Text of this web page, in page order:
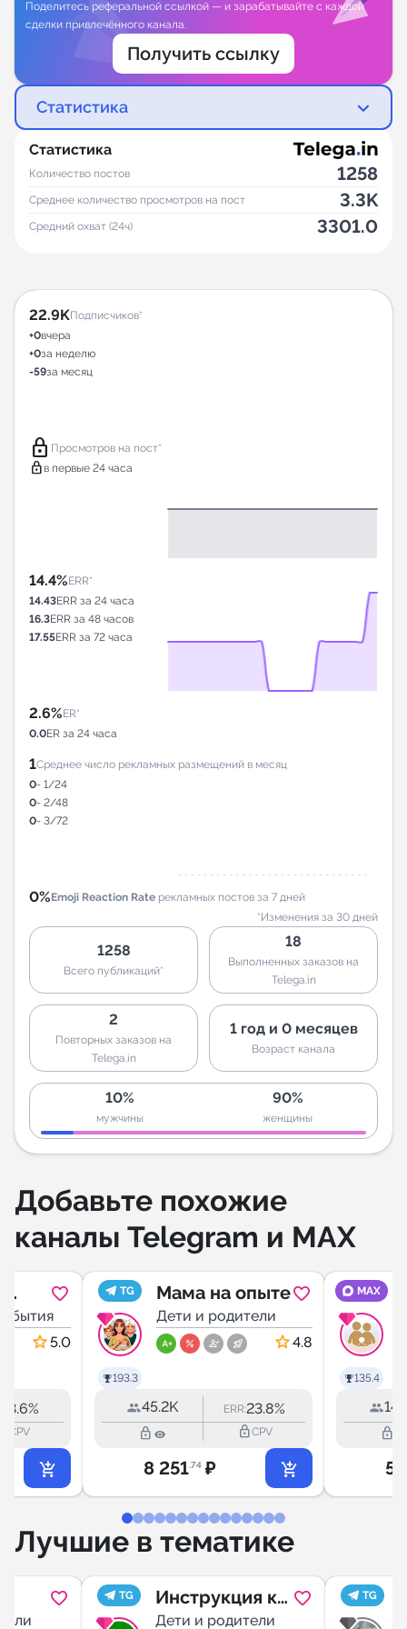
Поделитесь реферальной ссылкой — и зарабатывайте с каждой
сделки привлечённого канала.
Получить ссылку
Статистика
Статистика
Количество постов 1258
Среднее количество просмотров на пост 3.3K
Средний охват (24ч) 3301.0
22.9KПодписчиков*
+0вчера
+0за неделю
-59за месяц
lock Просмотров на пост*
lock в первые 24 часа
14.4%ERR*
14.43ERR за 24 часа
16.3ERR за 48 часов
17.55ERR за 72 часа
2.6%ER*
0.0ER за 24 часа
1Среднее число рекламных размещений в месяц
0- 1/24
0- 2/48
0- 3/72
0%Emoji Reaction Rate рекламных постов за 7 дней
*Изменения за 30 дней
1258
Всего публикаций*
18
Выполненных заказов на
Telega.in
2
Повторных заказов на
Telega.in
1 год и 0 месяцев
Возраст канала
10%
мужчины
90%
женщины
Добавьте похожие
каналы Telegram и MAX
5.0
3.6%
CPV
TG
193.3
Мама на опыте
Дети и родители
4.8
45.2K ERR:23.8%
lock_outline lock_outlineCPV
8 251.74 ₽
MAX
135.4
lock_outline
5
Лучшие в тематике
TG
Инструкция к
детям
Дети и родители
TG